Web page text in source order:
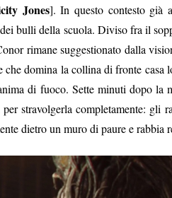
Jones]. In questo contesto già
bulli della scuola. Diviso fra il
rimane suggestionato dalla
che domina la collina di fronte
di fuoco. Sette minuti dopo la
stravolgerla completamente: gli
dietro un muro di paure e rabbia